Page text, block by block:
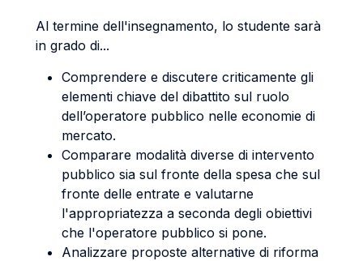
Al termine dell'insegnamento, lo studente sarà
in grado di...
Comprendere e discutere criticamente gli
elementi chiave del dibattito sul ruolo
dell’operatore pubblico nelle economie di
mercato.
Comparare modalità diverse di intervento
pubblico sia sul fronte della spesa che sul
fronte delle entrate e valutarne
l'appropriatezza a seconda degli obiettivi
che l'operatore pubblico si pone.
Analizzare proposte alternative di riforma